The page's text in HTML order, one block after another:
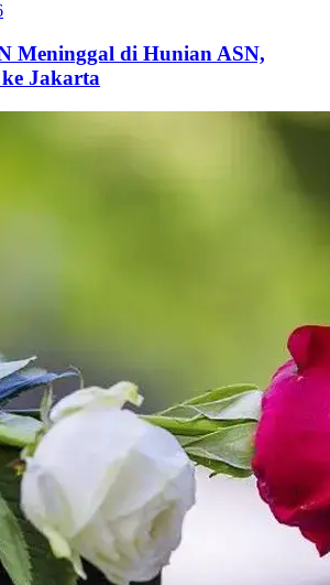
Meninggal di Hunian ASN,
Jakarta